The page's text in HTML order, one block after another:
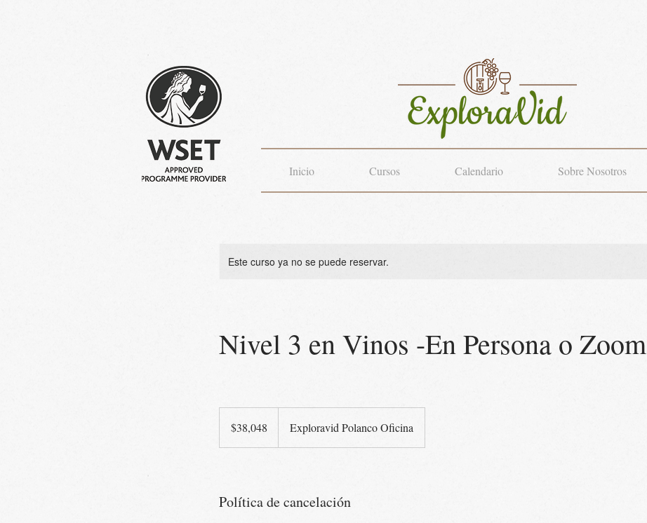
Inicio Cursos Calendario Sobre Nosotros
Este curso ya no se puede reservar.
Nivel 3 en Vinos -En Persona o Zoom
mexicanos
$38,048 Exploravid Polanco Oficina
Política de cancelación